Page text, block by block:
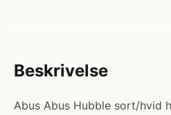
Beskrivelse
Abus Abus Hubble sort/hvid